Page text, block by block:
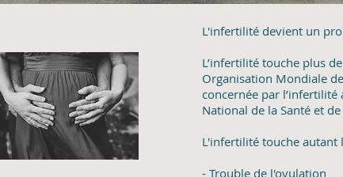
L'infertilité devient un
L’infertilité touche plus
Organisation Mondiale
concernée par
National de la Santé et
L'infertilité touche autant
- Trouble de l'ovulation